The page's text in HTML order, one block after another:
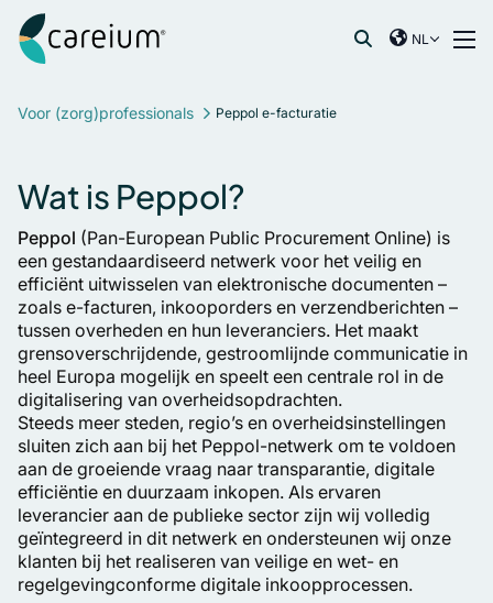
Overslaan naar inhoud
Careium Netherlands
NL
France
Spain
Sweden
United Kingdom
Voor (zorg)professionals Peppol e-facturatie
Wat is Peppol?
Peppol (Pan-European Public Procurement Online) is
een gestandaardiseerd netwerk voor het veilig en
efficiënt uitwisselen van elektronische documenten –
zoals e-facturen, inkooporders en verzendberichten –
tussen overheden en hun leveranciers. Het maakt
grensoverschrijdende, gestroomlijnde communicatie in
heel Europa mogelijk en speelt een centrale rol in de
digitalisering van overheidsopdrachten.
Steeds meer steden, regio’s en overheidsinstellingen
sluiten zich aan bij het Peppol-netwerk om te voldoen
aan de groeiende vraag naar transparantie, digitale
efficiëntie en duurzaam inkopen. Als ervaren
leverancier aan de publieke sector zijn wij volledig
geïntegreerd in dit netwerk en ondersteunen wij onze
klanten bij het realiseren van veilige en wet- en
regelgevingconforme digitale inkoopprocessen.